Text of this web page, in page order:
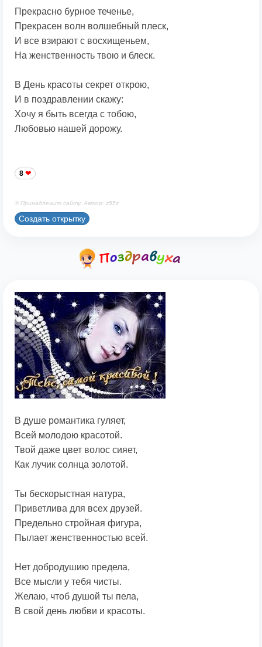
Прекрасно бурное теченье,
Прекрасен волн волшебный плеск,
И все взирают с восхищеньем,
На женственность твою и блеск.
В День красоты секрет открою,
И в поздравлении скажу:
Хочу я быть всегда с тобою,
Любовью нашей дорожу.
8
© Принадлежит сайту. Автор: z55z
Создать открытку
В душе романтика гуляет,
Всей молодою красотой.
Твой даже цвет волос сияет,
Как лучик солнца золотой.
Ты бескорыстная натура,
Приветлива для всех друзей.
Предельно стройная фигура,
Пылает женственностью всей.
Нет добродушию предела,
Все мысли у тебя чисты.
Желаю, чтоб душой ты пела,
В свой день любви и красоты.